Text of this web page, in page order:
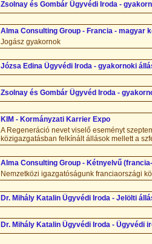
Zsolnay és Gombár Ügyvédi Iroda -
Alma Consulting Group - Francia - magyar
Jogász gyakornok
Józsa Edina Ügyvédi Iroda - gyakornoki
Zsolnay és Gombár Ügyvéd Iroda -
KIM - Kormányzati Karrier Expo
A Regeneráció nevet viselő eseményt
közigazgatásban felkínált állások mellett a
Alma Consulting Group - Kétnyelvű
Nemzetközi igazgatóságunk franciaországi
Dr. Mihály Katalin Ügyvédi Iroda - Jelölti
Dr. Mihály Katalin Ügyvédi Iroda - Ügyvédi